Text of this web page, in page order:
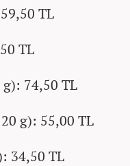
TL
TL
g): 74,50 TL
g): 55,00 TL
34,50 TL